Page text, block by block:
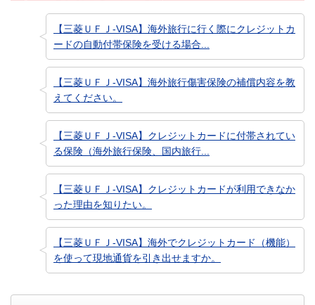
【三菱ＵＦＪ-VISA】海外旅行に行く際にクレジットカ
ードの自動付帯保険を受ける場合...
【三菱ＵＦＪ-VISA】海外旅行傷害保険の補償内容を教
えてください。
【三菱ＵＦＪ-VISA】クレジットカードに付帯されてい
る保険（海外旅行保険、国内旅行...
【三菱ＵＦＪ-VISA】クレジットカードが利用できなか
った理由を知りたい。
【三菱ＵＦＪ-VISA】海外でクレジットカード（機能）
を使って現地通貨を引き出せますか。